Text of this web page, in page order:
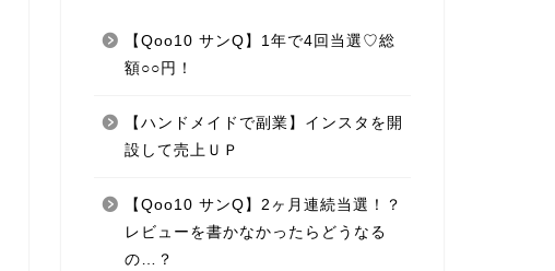
【Qoo10 サンQ】1年で4回当選♡総
額○○円！
【ハンドメイドで副業】インスタを開
設して売上ＵＰ
【Qoo10 サンQ】2ヶ月連続当選！？
レビューを書かなかったらどうなる
の…？